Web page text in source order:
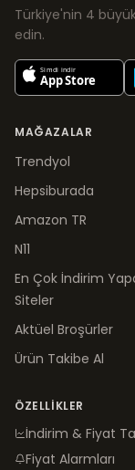
Türkiye'nin 4
edin.
MAĞAZALAR
Trendyol
Hepsiburada
Amazon TR
N11
En Çok İndirim
Siteler
Aktüel Broşürler
Ürün Takibe Al
ÖZELLIKLER
İndirim & Fiyat
Fiyat Alarmları